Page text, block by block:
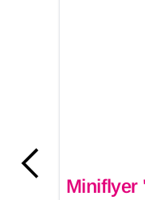
Miniflyer